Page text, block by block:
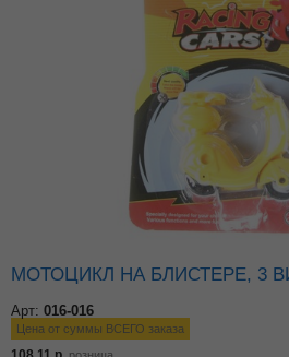
МОТОЦИКЛ НА БЛИСТЕРЕ, 3
Арт: 016-016
Цена от суммы ВСЕГО заказа